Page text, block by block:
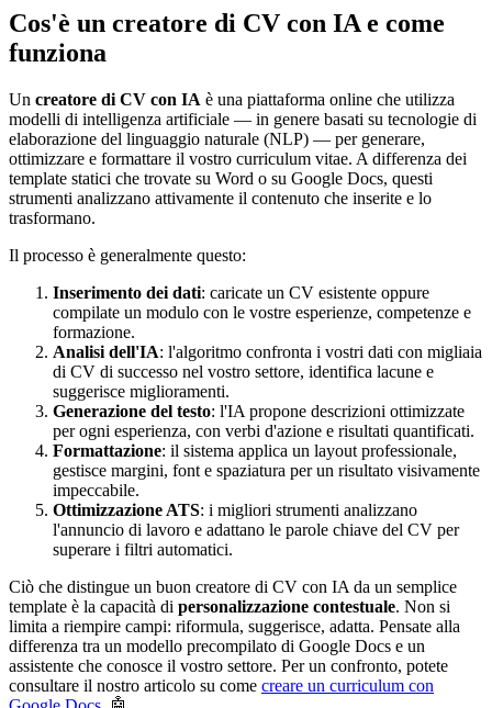
Cos'è un creatore di CV con IA e come
funziona
Un creatore di CV con IA è una piattaforma online che utilizza
modelli di intelligenza artificiale — in genere basati su tecnologie di
elaborazione del linguaggio naturale (NLP) — per generare,
ottimizzare e formattare il vostro curriculum vitae. A differenza dei
template statici che trovate su Word o su Google Docs, questi
strumenti analizzano attivamente il contenuto che inserite e lo
trasformano.
Il processo è generalmente questo:
Inserimento dei dati: caricate un CV esistente oppure
compilate un modulo con le vostre esperienze, competenze e
formazione.
Analisi dell'IA: l'algoritmo confronta i vostri dati con migliaia
di CV di successo nel vostro settore, identifica lacune e
suggerisce miglioramenti.
Generazione del testo: l'IA propone descrizioni ottimizzate
per ogni esperienza, con verbi d'azione e risultati quantificati.
Formattazione: il sistema applica un layout professionale,
gestisce margini, font e spaziatura per un risultato visivamente
impeccabile.
Ottimizzazione ATS: i migliori strumenti analizzano
l'annuncio di lavoro e adattano le parole chiave del CV per
superare i filtri automatici.
Ciò che distingue un buon creatore di CV con IA da un semplice
template è la capacità di personalizzazione contestuale. Non si
limita a riempire campi: riformula, suggerisce, adatta. Pensate alla
differenza tra un modello precompilato di Google Docs e un
assistente che conosce il vostro settore. Per un confronto, potete
consultare il nostro articolo su come creare un curriculum con